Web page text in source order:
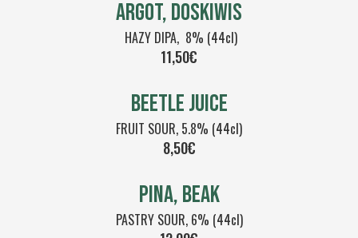
ARGOT, DOSKIWIS
HAZY DIPA, 8% (44cl)
11,50€
BEETLE JUICE
FRUIT SOUR, 5.8% (44cl)
8,50€
PINA, BEAK
PASTRY SOUR, 6% (44cl)